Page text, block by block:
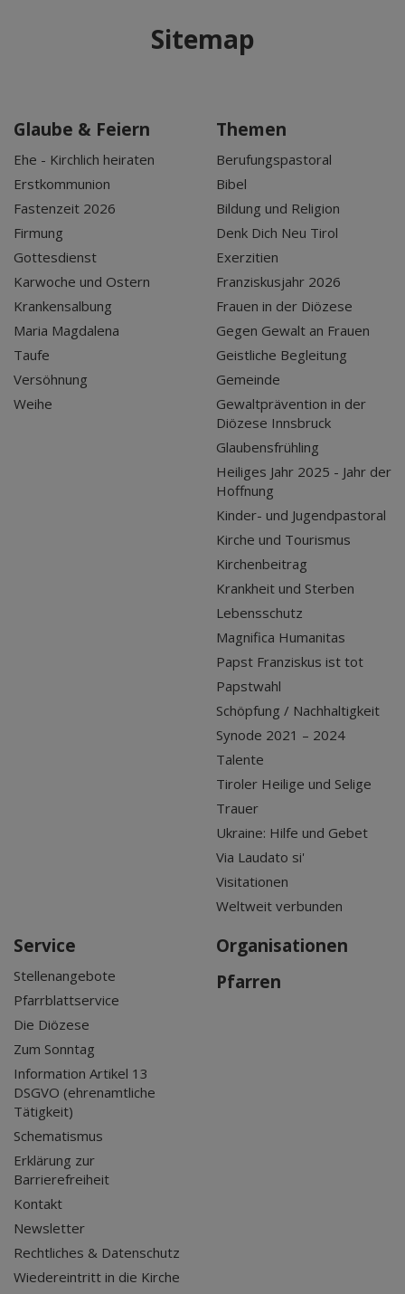
Sitemap
Glaube & Feiern
Ehe - Kirchlich heiraten
Erstkommunion
Fastenzeit 2026
Firmung
Gottesdienst
Karwoche und Ostern
Krankensalbung
Maria Magdalena
Taufe
Versöhnung
Weihe
Themen
Berufungspastoral
Bibel
Bildung und Religion
Denk Dich Neu Tirol
Exerzitien
Franziskusjahr 2026
Frauen in der Diözese
Gegen Gewalt an Frauen
Geistliche Begleitung
Gemeinde
Gewaltprävention in der
Diözese Innsbruck
Glaubensfrühling
Heiliges Jahr 2025 - Jahr der
Hoffnung
Kinder- und Jugendpastoral
Kirche und Tourismus
Kirchenbeitrag
Krankheit und Sterben
Lebensschutz
Magnifica Humanitas
Papst Franziskus ist tot
Papstwahl
Schöpfung / Nachhaltigkeit
Synode 2021 – 2024
Talente
Tiroler Heilige und Selige
Trauer
Ukraine: Hilfe und Gebet
Via Laudato si'
Visitationen
Weltweit verbunden
Service
Stellenangebote
Pfarrblattservice
Die Diözese
Zum Sonntag
Information Artikel 13
DSGVO (ehrenamtliche
Tätigkeit)
Schematismus
Erklärung zur
Barrierefreiheit
Kontakt
Newsletter
Rechtliches & Datenschutz
Wiedereintritt in die Kirche
Organisationen
Pfarren